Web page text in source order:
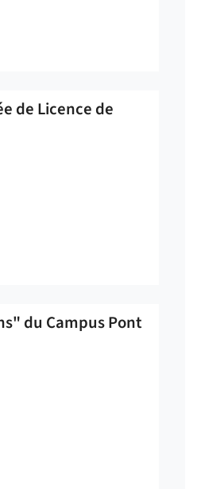
de Licence de
du Campus Pont